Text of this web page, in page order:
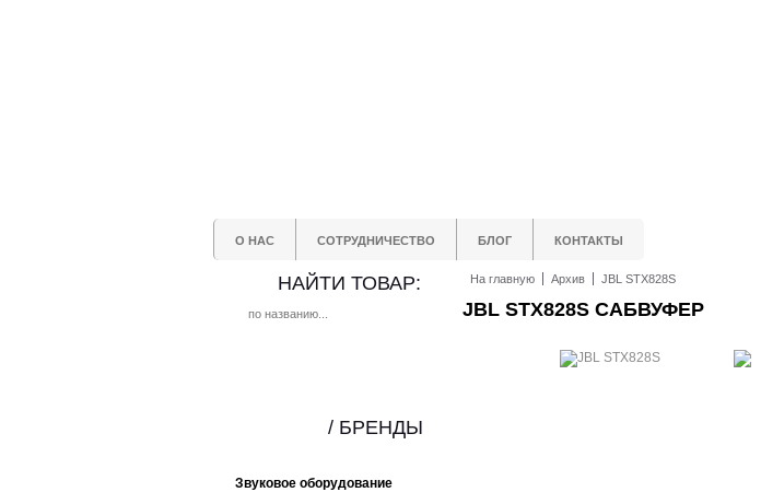
О НАС СОТРУДНИЧЕСТВО БЛОГ КОНТАКТЫ
НАЙТИ ТОВАР:
Звуковое оборудование
/ БРЕНДЫ
На главную Архив JBL STX828S
JBL STX828S САБВУФЕР